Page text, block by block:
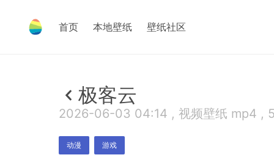
首页 本地壁纸 壁纸社区
极客云
2026-06-03 04:14 , 视频壁纸 mp4 ,
动漫 游戏